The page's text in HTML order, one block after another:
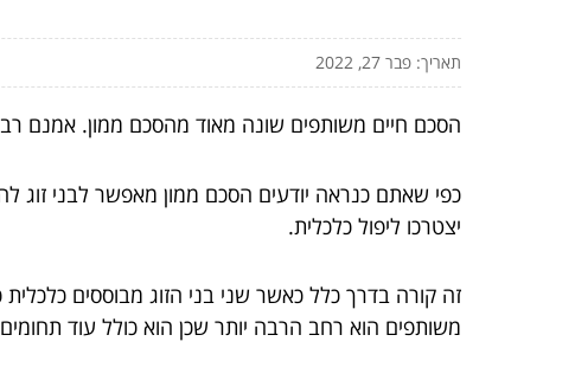
תאריך: פבר 27, 2022
הסכם חיים משותפים שונה מאוד מהסכם ממון. אמנם
כפי שאתם כנראה יודעים הסכם ממון מאפשר לבני זוג
יצטרכו ליפול כלכלית.
זה קורה בדרך כלל כאשר שני בני הזוג מבוססים
משותפים הוא רחב הרבה יותר שכן הוא כולל עוד